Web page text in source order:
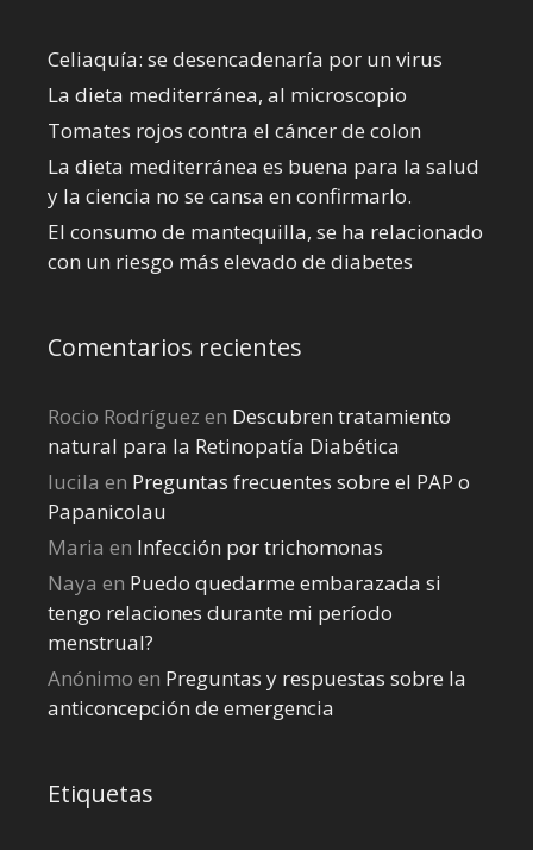
Celiaquía: se desencadenaría por un virus
La dieta mediterránea, al microscopio
Tomates rojos contra el cáncer de colon
La dieta mediterránea es buena para la salud
y la ciencia no se cansa en confirmarlo.
El consumo de mantequilla, se ha relacionado
con un riesgo más elevado de diabetes
Comentarios recientes
Rocio Rodríguez en Descubren tratamiento
natural para la Retinopatía Diabética
lucila en Preguntas frecuentes sobre el PAP o
Papanicolau
Maria en Infección por trichomonas
Naya en Puedo quedarme embarazada si
tengo relaciones durante mi perí­odo
menstrual?
Anónimo en Preguntas y respuestas sobre la
anticoncepción de emergencia
Etiquetas